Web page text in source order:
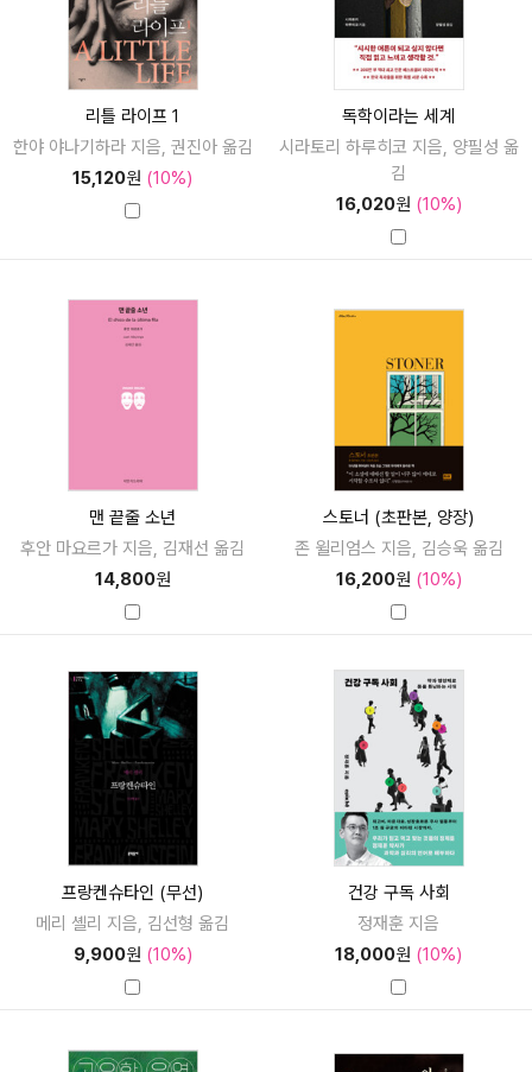
리틀 라이프 1
한야 야나기하라 지음, 권진아 옮김
15,120원 (10%)
독학이라는 세계
시라토리 하루히코 지음, 양필성 옮
김
16,020원 (10%)
맨 끝줄 소년
후안 마요르가 지음, 김재선 옮김
14,800원
스토너 (초판본, 양장)
존 윌리엄스 지음, 김승욱 옮김
16,200원 (10%)
프랑켄슈타인 (무선)
메리 셸리 지음, 김선형 옮김
9,900원 (10%)
건강 구독 사회
정재훈 지음
18,000원 (10%)